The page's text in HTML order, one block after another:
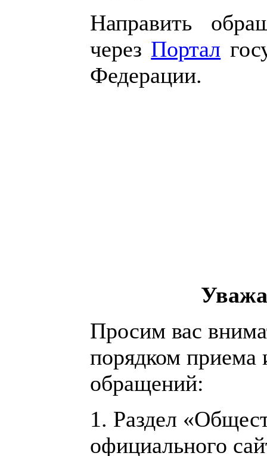
Направить
через Портал
Федерации.
Просим вас
порядком приема
обращений:
1. Раздел
официального